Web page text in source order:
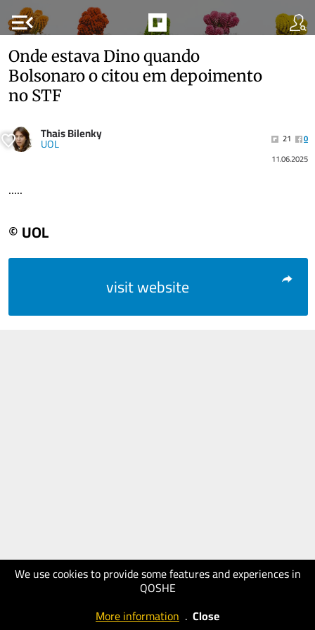
menu_open
We use cookies to provide some features and experiences in
QOSHE
More information . Close
Onde estava Dino quando
Bolsonaro o citou em depoimento
no STF
Thais Bilenky
UOL 21
0
11.06.2025
.....
© UOL
visit website